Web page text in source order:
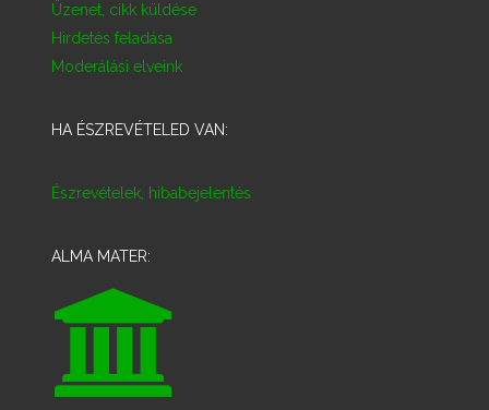
Üzenet, cikk küldése
Hirdetés feladása
Moderálási elveink
HA ÉSZREVÉTELED VAN:
Észrevételek, hibabejelentés
ALMA MATER: